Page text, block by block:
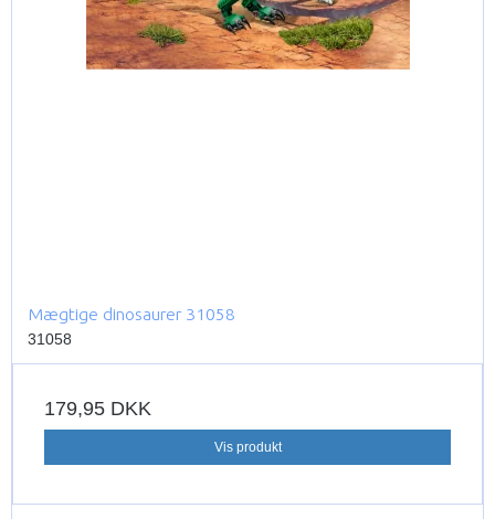
Mægtige dinosaurer 31058
31058
179,95 DKK
Vis produkt